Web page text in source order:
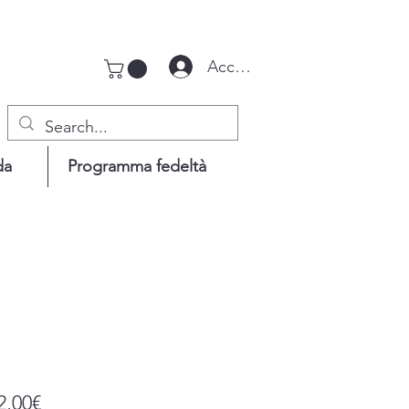
Accedi
Programma fedeltà
Prezzo